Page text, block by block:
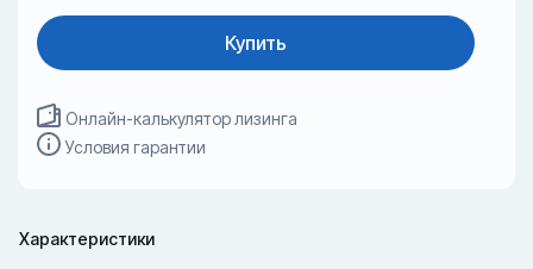
Купить
Онлайн-калькулятор лизинга
Условия гарантии
Характеристики